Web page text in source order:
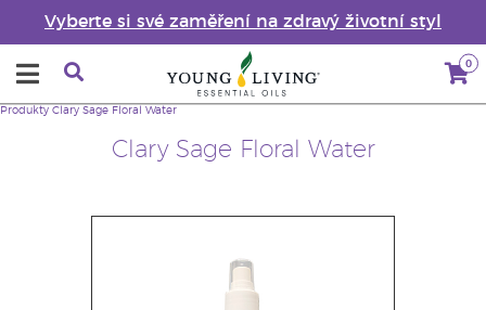
Vyberte si své zaměření na zdravý životní styl
0
Clary Sage Floral Water
Produkty Clary Sage Floral Water